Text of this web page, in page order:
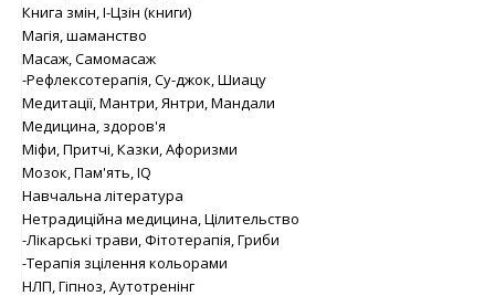
Книга змін, І-Цзін (книги)
Магія, шаманство
Масаж, Самомасаж
-Рефлексотерапія, Су-джок, Шиацу
Медитації, Мантри, Янтри, Мандали
Медицина, здоров'я
Міфи, Притчі, Казки, Афоризми
Мозок, Пам'ять, IQ
Навчальна література
Нетрадиційна медицина, Цілительство
-Лікарські трави, Фітотерапія, Гриби
-Терапія зцілення кольорами
НЛП, Гіпноз, Аутотренінг